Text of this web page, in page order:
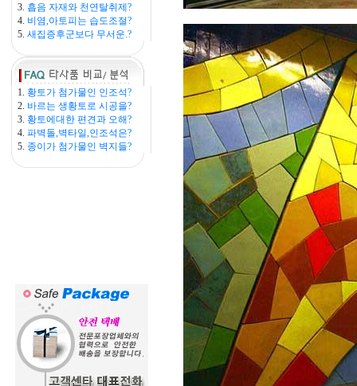
3. 흡음 자재와 천연탈취제?
4. 비염,아토피는 습도조절?
5. 새집증후군보다 무서운.?
1. 황토가 첨가물인 인조석?
2. 바르는 생황토로 시공을?
3. 황토에대한 편견과 오해?
4. 파벽돌,벽타일,인조석은?
5. 종이가 첨가물인 벽지들?